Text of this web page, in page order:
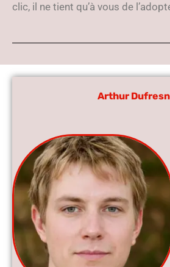
clic, il ne tient qu’à vous de
Arthur